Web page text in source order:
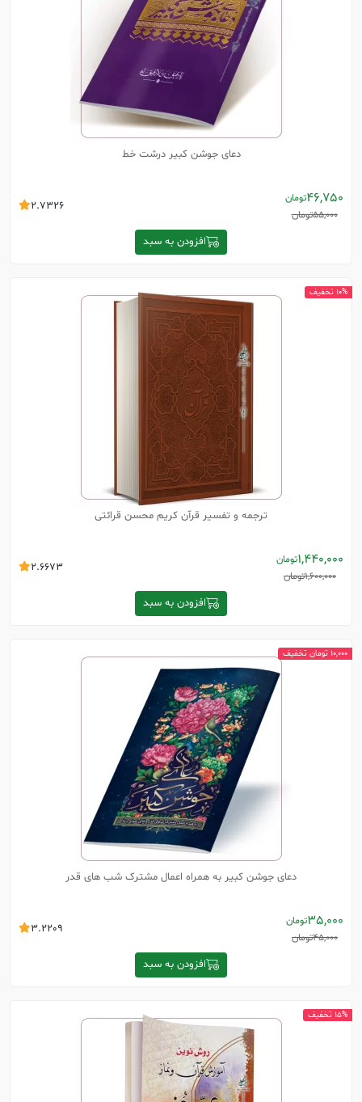
دعای جوشن کبیر درشت خط
46,750تومان
55,000تومان
2.7326
افزودن به سبد
ترجمه و تفسیر قرآن کریم محسن قرائتی
1,440,000تومان
1,600,000تومان
2.6673
افزودن به سبد
10% تخفیف
دعای جوشن کبیر به همراه اعمال مشترک شب های قدر
35,000تومان
45,000تومان
3.2209
افزودن به سبد
10,000 تومان تخفیف
15% تخفیف